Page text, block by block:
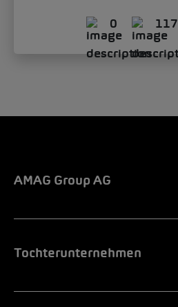
0
AMAG Group AG
Tochterunternehmen